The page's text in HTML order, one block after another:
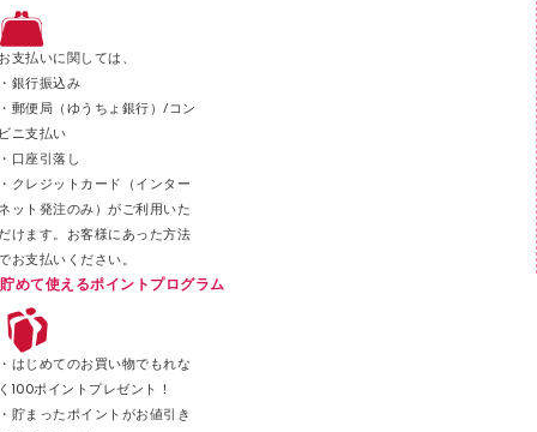
スティックのり
クリップ
カッター
支払いに関しては、
銀行振込み
郵便局（ゆうちょ銀行）/コン
ニ支払い
口座引落し
クレジットカード（インター
ット発注のみ）がご利用いた
けます。お客様にあった方法
お支払いください。
貯めて使えるポイントプログラム
はじめてのお買い物でもれな
100ポイントプレゼント！
貯まったポイントがお値引き